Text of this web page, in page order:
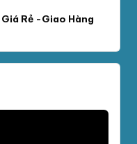
Rẻ -Giao Hàng